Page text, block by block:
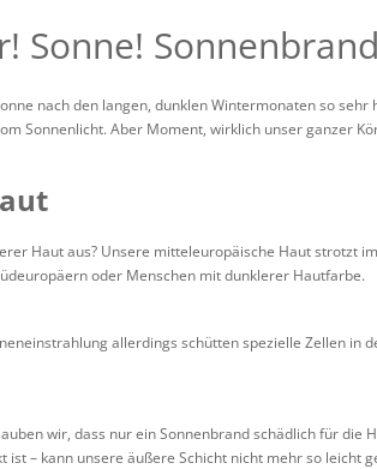
Sonne!
nach den langen, dunklen Wintermonaten so
Sonnenlicht. Aber Moment, wirklich unser ganzer
Haut aus? Unsere mitteleuropäische Haut strotzt
oder Menschen mit dunklerer Hautfarbe.
allerdings schütten spezielle Zellen in
wir, dass nur ein Sonnenbrand schädlich für
ist – kann unsere äußere Schicht nicht mehr so leicht